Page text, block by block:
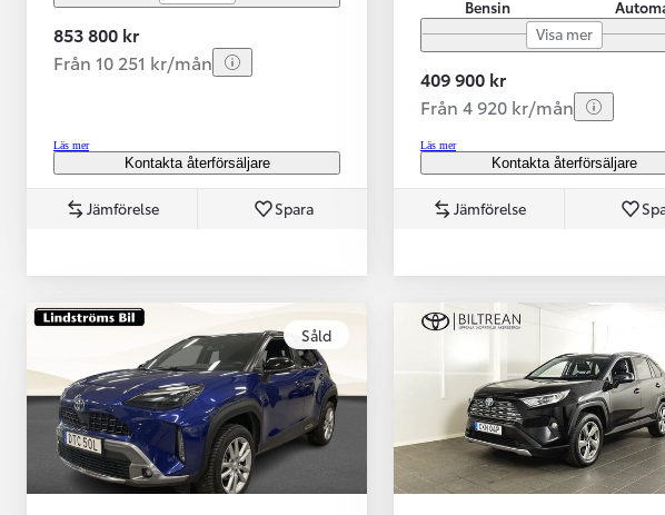
HYBRID
Från 360 900 kr
Från 3 548 kr/mån
853 800 kr
Från 10 251 kr/mån
Läs mer
Kontakta återförsäljare
Jämförelse Spara
Bensin
Visa mer
409 900 kr
Från 4 920 kr/mån
Läs mer
Kontakta återförsäljare
Jämförelse
Såld